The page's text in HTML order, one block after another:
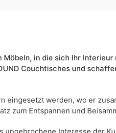
90
11 Werktage
in die sich Ihr Interieur
Couchtisches und
eingesetzt werden, wo er
zum Entspannen und